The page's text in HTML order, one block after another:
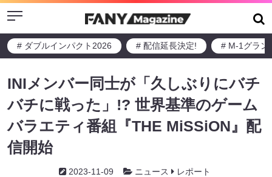
Menu
# ダブルインパクト2026 # 配信延長決定! # M-1グラン
INIメンバー同士が「久しぶりにバチ
バチに戦った」!? 世界基準のゲーム
バラエティ番組『THE MiSSiON』配
信開始
2023-11-09 ニュース レポート